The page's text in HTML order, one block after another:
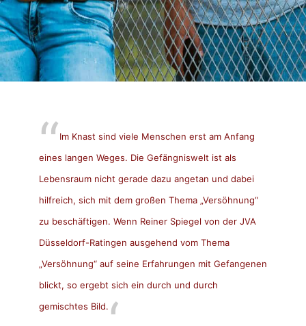
Im Knast sind viele Menschen erst am Anfang
eines langen Weges. Die Gefängniswelt ist als
Lebensraum nicht gerade dazu angetan und dabei
hilfreich, sich mit dem großen Thema „Versöhnung“
zu beschäftigen. Wenn Reiner Spiegel von der JVA
Düsseldorf-Ratingen ausgehend vom Thema
„Versöhnung“ auf seine Erfahrungen mit Gefangenen
blickt, so ergebt sich ein durch und durch
gemischtes Bild.